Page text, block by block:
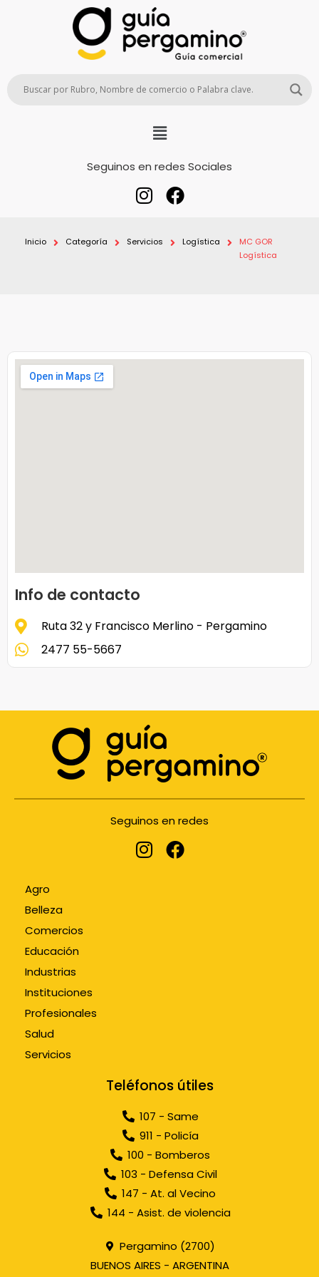
Seguinos en redes Sociales
Inicio Categoría Servicios Logística
MC GOR
Logística
Info de contacto
Ruta 32 y Francisco Merlino - Pergamino
2477 55-5667
Seguinos en redes
Agro
Belleza
Comercios
Educación
Industrias
Instituciones
Profesionales
Salud
Servicios
Teléfonos útiles
107 - Same
911 - Policía
100 - Bomberos
103 - Defensa Civil
147 - At. al Vecino
144 - Asist. de violencia
Pergamino (2700)
BUENOS AIRES - ARGENTINA